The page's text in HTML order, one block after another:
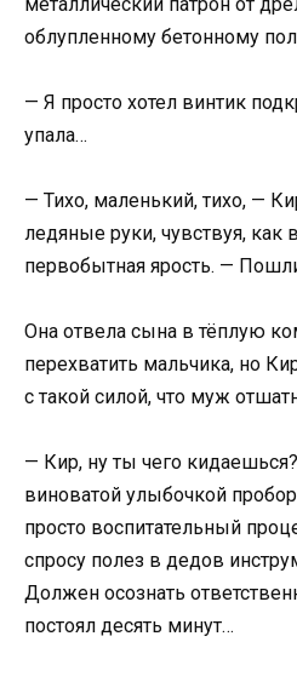
облупленному бетонному
— Я просто хотел винтик
упала…
— Тихо, маленький, тихо, —
ледяные руки, чувствуя, как
первобытная ярость. —
Она отвела сына в тёплую
перехватить мальчика, но
с такой силой, что муж
— Кир, ну ты чего
виноватой улыбочкой
просто воспитательный
спросу полез в дедов
Должен осознать
постоял десять минут…